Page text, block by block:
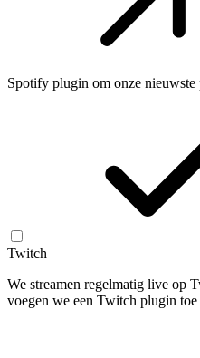
Spotify plugin om onze nieuwste
Twitch
We streamen regelmatig live op
voegen we een Twitch plugin toe